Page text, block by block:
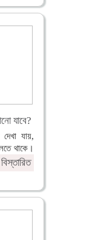
যাবে?
যায়,
থাকে।
বিস্তারিত